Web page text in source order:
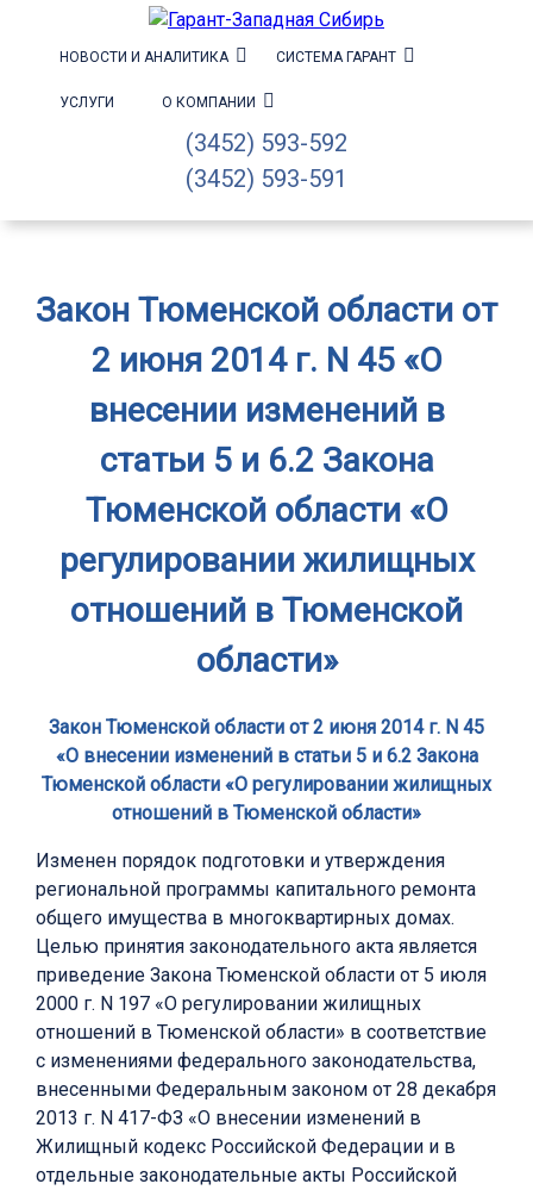
НОВОСТИ И АНАЛИТИКА СИСТЕМА ГАРАНТ
УСЛУГИ О КОМПАНИИ
(3452) 593-592
(3452) 593-591
Закон Тюменской области от
2 июня 2014 г. N 45 «О
внесении изменений в
статьи 5 и 6.2 Закона
Тюменской области «О
регулировании жилищных
отношений в Тюменской
области»
Закон Тюменской области от 2 июня 2014 г. N 45
«О внесении изменений в статьи 5 и 6.2 Закона
Тюменской области «О регулировании жилищных
отношений в Тюменской области»
Изменен порядок подготовки и утверждения
региональной программы капитального ремонта
общего имущества в многоквартирных домах.
Целью принятия законодательного акта является
приведение Закона Тюменской области от 5 июля
2000 г. N 197 «О регулировании жилищных
отношений в Тюменской области» в соответствие
с изменениями федерального законодательства,
внесенными Федеральным законом от 28 декабря
2013 г. N 417-ФЗ «О внесении изменений в
Жилищный кодекс Российской Федерации и в
отдельные законодательные акты Российской